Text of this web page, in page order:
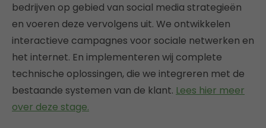
bedrijven op gebied van social media strategieën
en voeren deze vervolgens uit. We ontwikkelen
interactieve campagnes voor sociale netwerken en
het internet. En implementeren wij complete
technische oplossingen, die we integreren met de
bestaande systemen van de klant. Lees hier meer
over deze stage.